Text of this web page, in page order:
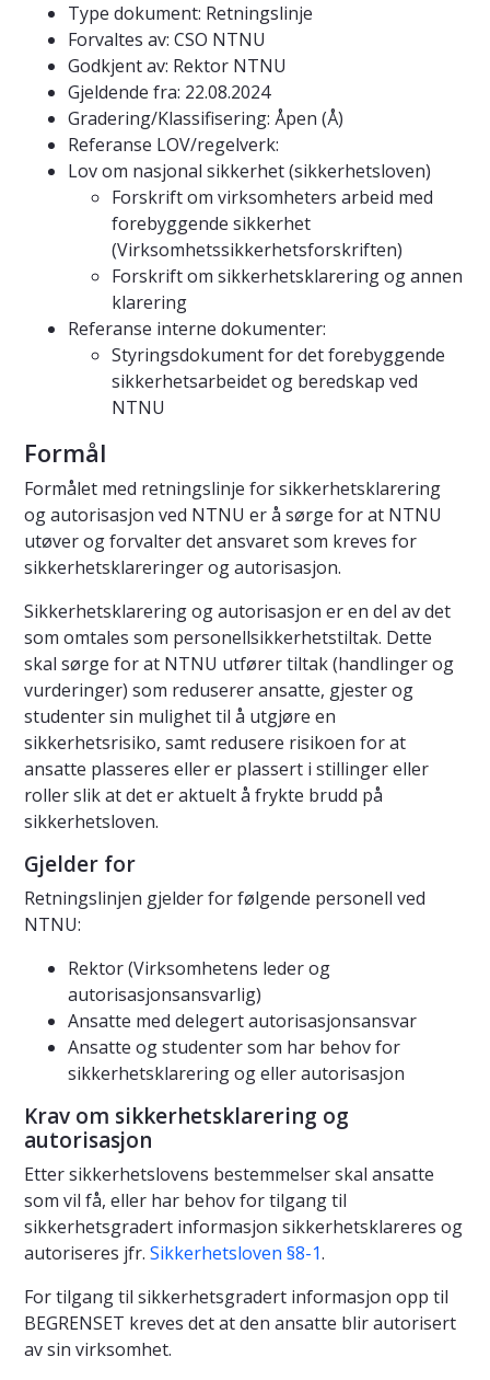
Type dokument: Retningslinje
Forvaltes av: CSO NTNU
Godkjent av: Rektor NTNU
Gjeldende fra: 22.08.2024
Gradering/Klassifisering: Åpen (Å)
Referanse LOV/regelverk:
Lov om nasjonal sikkerhet (sikkerhetsloven)
Forskrift om virksomheters arbeid med
forebyggende sikkerhet
(Virksomhetssikkerhetsforskriften)
Forskrift om sikkerhetsklarering og annen
klarering
Referanse interne dokumenter:
Styringsdokument for det forebyggende
sikkerhetsarbeidet og beredskap ved
NTNU
Formål
Formålet med retningslinje for sikkerhetsklarering
og autorisasjon ved NTNU er å sørge for at NTNU
utøver og forvalter det ansvaret som kreves for
sikkerhetsklareringer og autorisasjon.
Sikkerhetsklarering og autorisasjon er en del av det
som omtales som personellsikkerhetstiltak. Dette
skal sørge for at NTNU utfører tiltak (handlinger og
vurderinger) som reduserer ansatte, gjester og
studenter sin mulighet til å utgjøre en
sikkerhetsrisiko, samt redusere risikoen for at
ansatte plasseres eller er plassert i stillinger eller
roller slik at det er aktuelt å frykte brudd på
sikkerhetsloven.
Gjelder for
Retningslinjen gjelder for følgende personell ved
NTNU:
Rektor (Virksomhetens leder og
autorisasjonsansvarlig)
Ansatte med delegert autorisasjonsansvar
Ansatte og studenter som har behov for
sikkerhetsklarering og eller autorisasjon
Krav om sikkerhetsklarering og
autorisasjon
Etter sikkerhetslovens bestemmelser skal ansatte
som vil få, eller har behov for tilgang til
sikkerhetsgradert informasjon sikkerhetsklareres og
autoriseres jfr. Sikkerhetsloven §8-1.
For tilgang til sikkerhetsgradert informasjon opp til
BEGRENSET kreves det at den ansatte blir autorisert
av sin virksomhet.